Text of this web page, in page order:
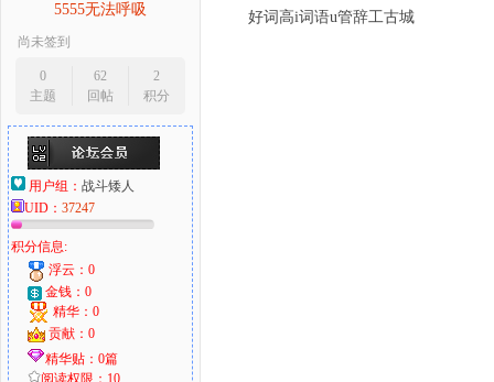
5555无法呼吸
尚未签到
0
主题
62
回帖
2
积分
用户组： 战斗矮人
UID： 37247
积分信息:
浮云：0
金钱：0
精华：0
贡献：0
精华贴：0篇
阅读权限：10
好词高i词语u管辞工古城